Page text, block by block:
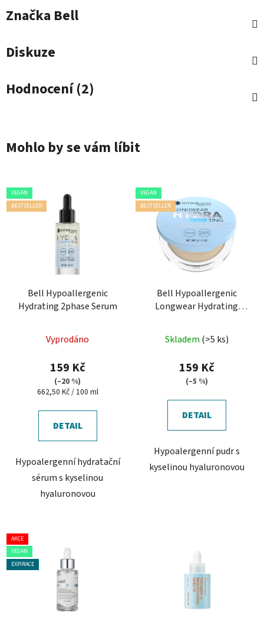
Značka Bell
Diskuze
Hodnocení (2)
Mohlo by se vám líbit
VEGAN
BESTSELLER
Bell Hypoallergenic
Hydrating 2phase Serum
hodnocení
produktu
je
5,0
z
5
hvězdiček.
Vyprodáno
159 Kč
(–20 %)
Měrná
662,50 Kč / 100 ml
DETAIL
Hypoalergenní hydratační
sérum s kyselinou
hyaluronovou
VEGAN
BESTSELLER
Bell Hypoallergenic
Longwear Hydrating
Skladem (>5 ks)
159 Kč
(–5 %)
DETAIL
Hypoalergenní pudr s
kyselinou hyaluronovou
AKCE
VEGAN
EXPIRACE